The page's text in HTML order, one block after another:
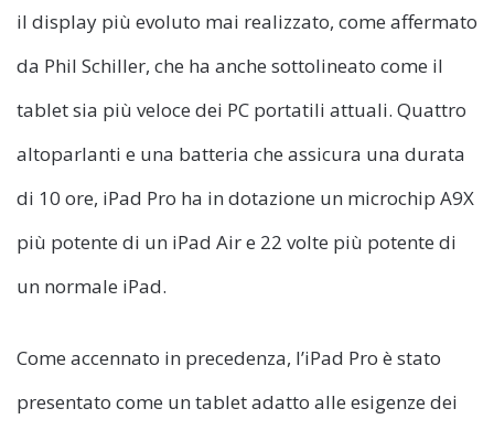
il display più evoluto mai realizzato, come affermato
da Phil Schiller, che ha anche sottolineato come il
tablet sia più veloce dei PC portatili attuali. Quattro
altoparlanti e una batteria che assicura una durata
di 10 ore, iPad Pro ha in dotazione un microchip A9X
più potente di un iPad Air e 22 volte più potente di
un normale iPad.
Come accennato in precedenza, l’iPad Pro è stato
presentato come un tablet adatto alle esigenze dei